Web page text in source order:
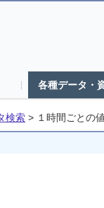
各種データ・
検索 > １時間ごとの